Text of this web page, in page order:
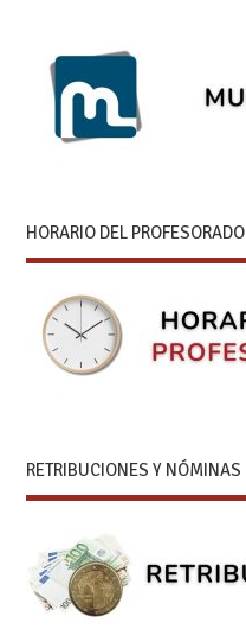
HORARIO DEL PROFESORADO
RETRIBUCIONES Y NÓMINAS